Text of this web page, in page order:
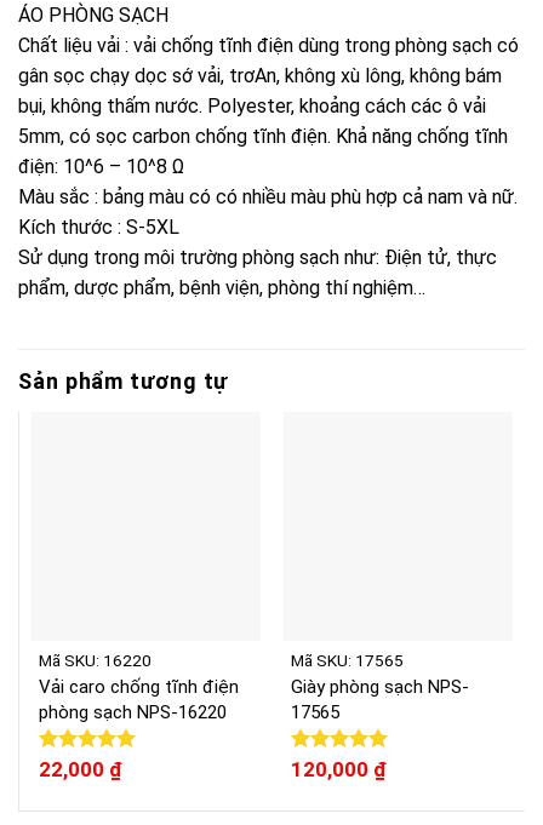
ÁO PHÒNG SẠCH
Chất liệu vải : vải chống tĩnh điện dùng trong phòng sạch có
gân sọc chạy dọc sớ vải, trơAn, không xù lông, không bám
bụi, không thấm nước. Polyester, khoảng cách các ô vải
5mm, có sọc carbon chống tĩnh điện. Khả năng chống tĩnh
điện: 10^6 – 10^8 Ω
Màu sắc : bảng màu có có nhiều màu phù hợp cả nam và nữ.
Kích thước : S-5XL
Sử dụng trong môi trường phòng sạch như: Điện tử, thực
phẩm, dược phẩm, bệnh viện, phòng thí nghiệm…
Sản phẩm tương tự
Mã SKU: 16220
Vải caro chống tĩnh điện
phòng sạch NPS-16220
Được xếp
hạng
5.00
22,000 ₫
Mã SKU: 17565
Giày phòng sạch NPS-
17565
Được xếp
hạng
120,000 ₫